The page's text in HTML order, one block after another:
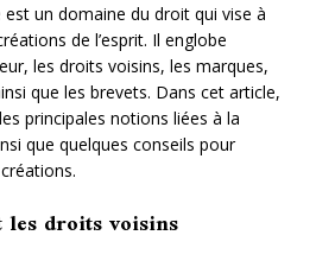
un domaine du droit qui vise à
de l’esprit. Il englobe
les droits voisins, les marques,
que les brevets. Dans cet article,
principales notions liées à la
que quelques conseils pour
droits voisins